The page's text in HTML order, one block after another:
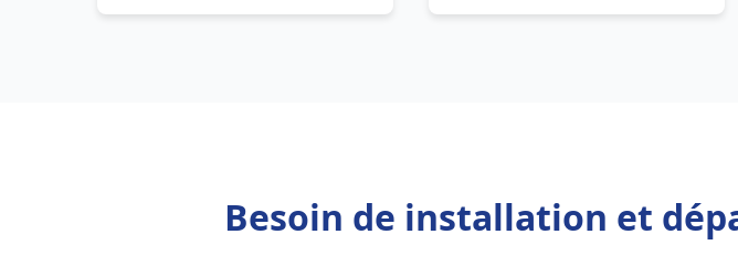
Besoin de installation et